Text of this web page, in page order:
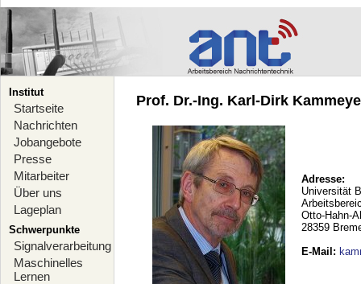
Institut
Startseite
Nachrichten
Jobangebote
Presse
Mitarbeiter
Über uns
Lageplan
Schwerpunkte
Signalverarbeitung
Maschinelles
Lernen
Prof. Dr.-Ing. Karl-Dirk
Adresse:
Universität
Otto-Hahn-
28359
E-Mail :